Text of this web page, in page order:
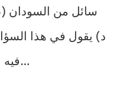
د) يقول في هذا
فيه الطفل إذا ارتكب خطأً وذلك…